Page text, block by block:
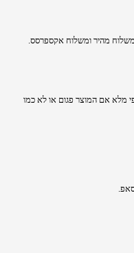
מהיר​ ומשלוח אקספרסס.
מלא אם המוצר פגום או לא כמו